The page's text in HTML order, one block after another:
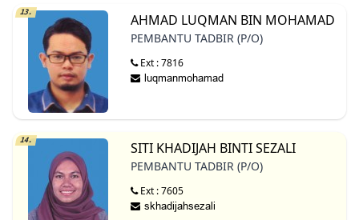
13. AHMAD LUQMAN BIN MOHAMAD
PEMBANTU TADBIR (P/O)
Ext : 7816
14. SITI KHADIJAH BINTI SEZALI
PEMBANTU TADBIR (P/O)
Ext : 7605